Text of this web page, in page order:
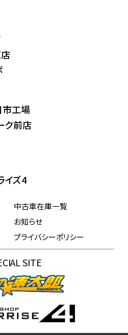
市工場
ク前店
イズ4
中古車在庫一覧
お知らせ
プライバシーポリシー
SITE